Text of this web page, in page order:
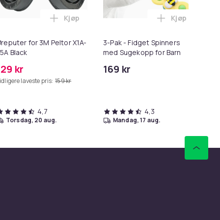
S6 Pure/S6 MAXV/S50/S51/S55/S5/S60/S65/S6 i
27,5g - Dark Brown - Mørkebrun i handlekurven
for 3M Peltor X1A-
Black
kr
laveste pris: 159 kr
Legg Øreputer for 3M Peltor X1A-X5A Black
Kjøp
4,7
torsdag, 20 aug.
3-Pak - Fidget Spinners
med Sugekopp for Barn
169 kr
Legg 3-Pak -
Kjøp
4,3
mandag, 17 aug.